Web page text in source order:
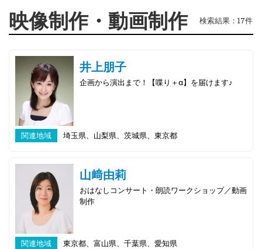
映像制作・動画制作 検索結果：17件
井上朋子
企画から演出まで！【喋り＋α】を届けます♪
関連地域 埼玉県、山梨県、茨城県、東京都
山﨑由莉
おはなしコンサート・朗読ワークショップ／動画
制作
関連地域 東京都、富山県、千葉県、愛知県